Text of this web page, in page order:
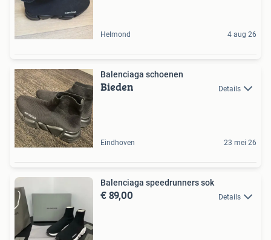
Helmond 4 aug 26
Balenciaga schoenen
Bieden Details
Eindhoven 23 mei 26
Balenciaga speedrunners sok
€ 89,00 Details